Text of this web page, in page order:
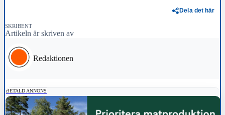
Dela det här
SKRIBENT
Artikeln är skriven av
Redaktionen
BETALD ANNONS